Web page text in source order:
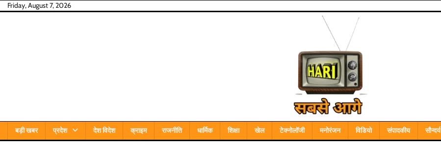
SkipFriday, August 7, 2026
बड़ी खबर प्रदेश देश विदेश क्राइम राजनीति धार्मिक शिक्षा खेल टेक्नोलॉजी मनोरंजन विडियो संपादकीय सौन्दर्य